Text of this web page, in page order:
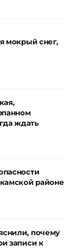
мокрый снег,
ждать
районе
почему
записи к